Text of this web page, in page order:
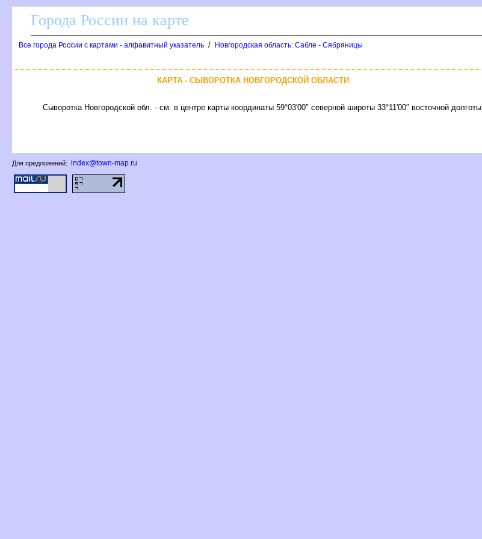
Города России на карте
се города России с картами - алфавитный указатель / Новгородская область: Сабле - Сябряницы
КАРТА - СЫВОРОТКА НОВГОРОДСКОЙ ОБЛАСТИ
Сыворотка Новгородской обл. - см. в центре карты координаты 59°03′00″ северной широты 33°11′00″ восточной долготы
Для предложений: index@town-map.ru